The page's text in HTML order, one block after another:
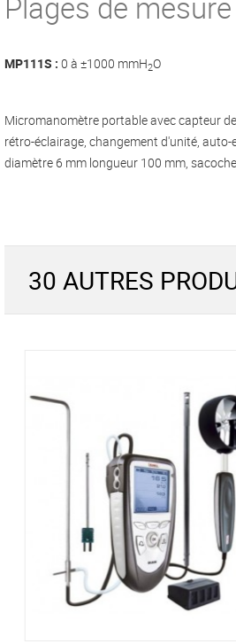
MP111S : 0 à ±1000 mmH2O
Micromanomètre portable avec capteur
rétro-éclairage, changement d'unité,
diamètre 6 mm longueur 100 mm,
30 AUTRES